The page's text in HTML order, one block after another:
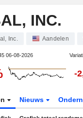
INC.
Inc. Aandelen
06-08-2026
-
Nieuws